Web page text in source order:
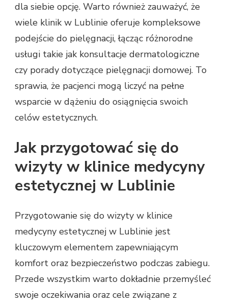
dla siebie opcję. Warto również zauważyć, że
wiele klinik w Lublinie oferuje kompleksowe
podejście do pielęgnacji, łącząc różnorodne
usługi takie jak konsultacje dermatologiczne
czy porady dotyczące pielęgnacji domowej. To
sprawia, że pacjenci mogą liczyć na pełne
wsparcie w dążeniu do osiągnięcia swoich
celów estetycznych.
Jak przygotować się do
wizyty w klinice medycyny
estetycznej w Lublinie
Przygotowanie się do wizyty w klinice
medycyny estetycznej w Lublinie jest
kluczowym elementem zapewniającym
komfort oraz bezpieczeństwo podczas zabiegu.
Przede wszystkim warto dokładnie przemyśleć
swoje oczekiwania oraz cele związane z